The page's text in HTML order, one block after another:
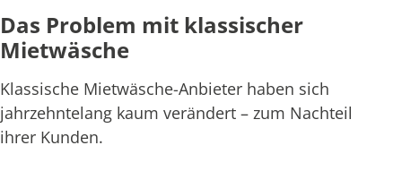
Das Problem mit klassischer
Mietwäsche
Klassische Mietwäsche-Anbieter haben sich
jahrzehntelang kaum verändert – zum Nachteil
ihrer Kunden.